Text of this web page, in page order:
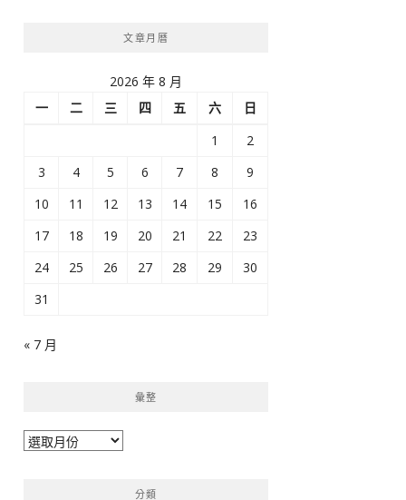
文章月曆
2026 年 8 月
一
二 三 四 五 六
日
1
2
3
4 5 6 7 8
9
10
11 12 13 14 15
16
17
18 19 20 21 22
23
24
25 26 27 28 29
30
31
« 7 月
彙整
彙
分類